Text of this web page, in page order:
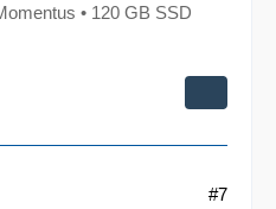
• 120 GB SSD
#7